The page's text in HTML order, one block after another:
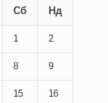
Сб Нд
1 2
8 9
15 16